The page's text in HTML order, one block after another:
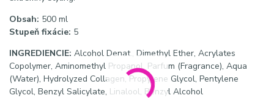
Obsah: 500 ml
Stupeň fixácie: 5
INGREDIENCIE: Alcohol Denat., Dimethyl Ether, Acrylates
Copolymer, Aminomethyl Propanol, Parfum (Fragrance), Aqua
(Water), Hydrolyzed Collagen, Propylene Glycol, Pentylene
Glycol, Benzyl Salicylate, Linalool, Benzyl Alcohol